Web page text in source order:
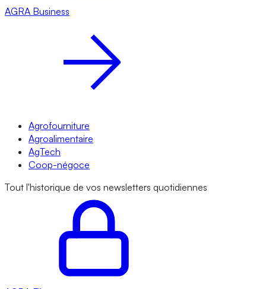
AGRA Business
Agrofourniture
Agroalimentaire
AgTech
Coop-négoce
Tout l'historique de vos newsletters quotidiennes